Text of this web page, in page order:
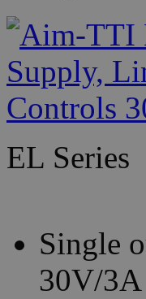
EL Series
Single
30V/3A